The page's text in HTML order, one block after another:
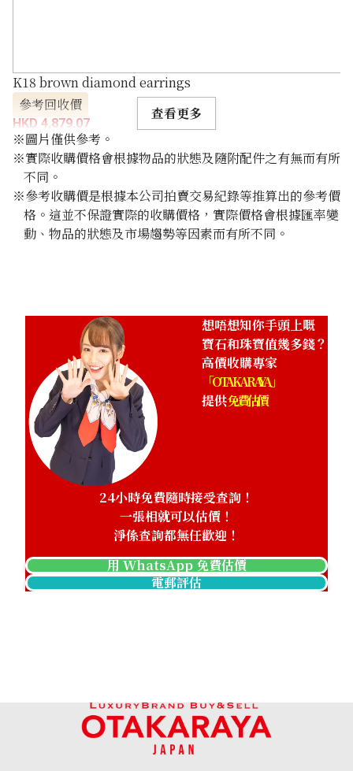
K18 brown diamond earrings
參考回收價
HKD 4,879.07
查看更多
※圖片僅供參考。
※實際收購價格會根據物品的狀態及隨附配件之有無而有所
不同。
※參考收購價是根據本公司拍賣交易紀錄等推算出的參考價
格。這並不保證實際的收購價格，實際價格會根據匯率變
動、物品的狀態及市場趨勢等因素而有所不同。
想唔想知你手頭上嘅
寶石和珠寶值幾多錢？
高價收購專家
「OTAKARAYA」
提供免費估價
24小時免費隨時接受查詢！
一張相就可以估價！
淨係查詢都無任歡迎！
用 WhatsApp 免費估價
電郵評估